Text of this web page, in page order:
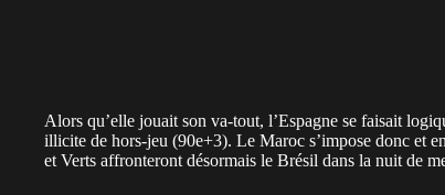
Alors qu’elle jouait son va-tout, l’Espagne se faisait
illicite de hors-jeu (90e+3). Le Maroc s’impose donc et
et Verts affronteront désormais le Brésil dans la nuit de